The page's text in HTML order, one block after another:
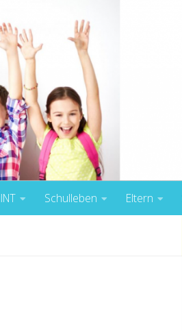
Schulleben Eltern